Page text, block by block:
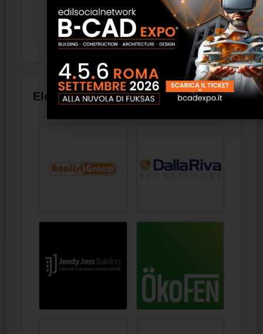
Base per tavolo con top - FAS Italia
Elenco aziende